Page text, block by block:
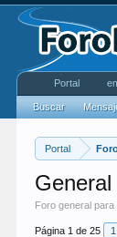
Portal
General
Foro general
Página 1 de 25 1
Portal
Buscar